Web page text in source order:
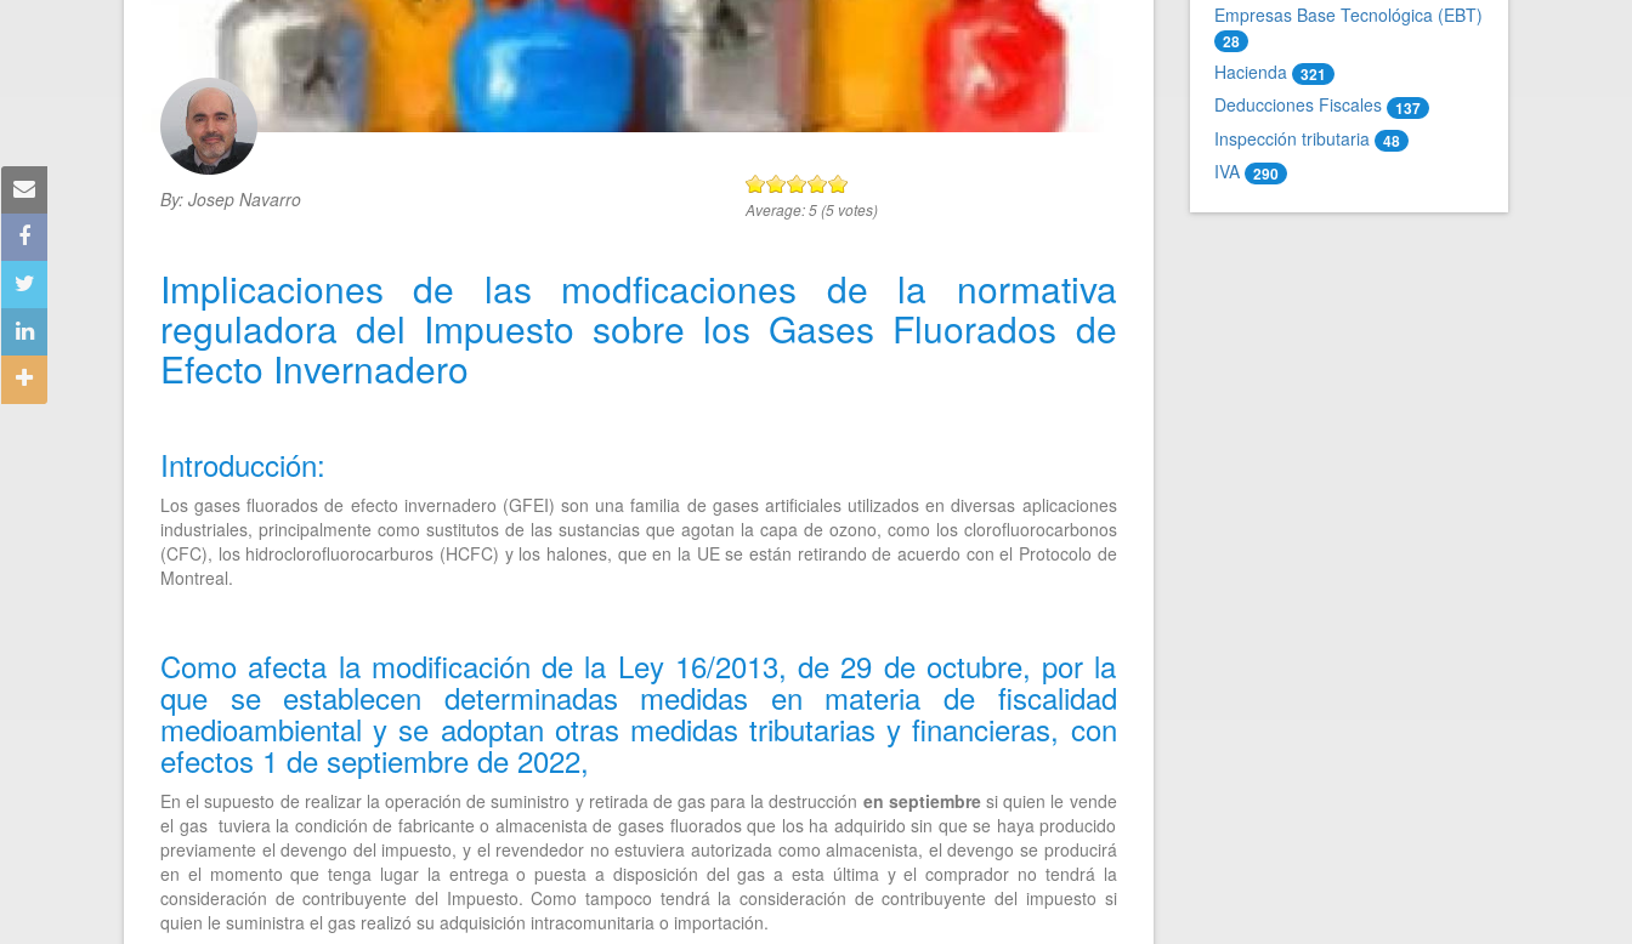
By: Josep Navarro Average:5(5votes)
Implicaciones de las modficaciones de la normativa
reguladora del Impuesto sobre los Gases Fluorados de
Efecto Invernadero
Introducción:
Los gases fluorados de efecto invernadero (GFEI) son una familia de gases artificiales utilizados en diversas aplicaciones
industriales, principalmente como sustitutos de las sustancias que agotan la capa de ozono, como los clorofluorocarbonos
(CFC), los hidroclorofluorocarburos (HCFC) y los halones, que en la UE se están retirando de acuerdo con el Protocolo de
Montreal.
Como afecta la modificación de la Ley 16/2013, de 29 de octubre, por la
que se establecen determinadas medidas en materia de fiscalidad
medioambiental y se adoptan otras medidas tributarias y financieras, con
efectos 1 de septiembre de 2022,
En el supuesto de realizar la operación de suministro y retirada de gas para la destrucción en septiembresi quien le vende
el gas tuviera la condición de fabricante o almacenista de gases fluorados que los ha adquirido sin que se haya producido
previamente el devengo del impuesto, y el revendedor no estuviera autorizada como almacenista, el devengo se producirá
en el momento que tenga lugar la entrega o puesta a disposición del gas a esta última y el comprador no tendrá la
consideración de contribuyente del Impuesto. Como tampoco tendrá la consideración de contribuyente del impuesto si
quien le suministra el gas realizó su adquisición intracomunitaria o importación.
Empresas Base Tecnológica (EBT)
28
Hacienda 321
Deducciones Fiscales 137
Inspección tributaria 48
IVA 290